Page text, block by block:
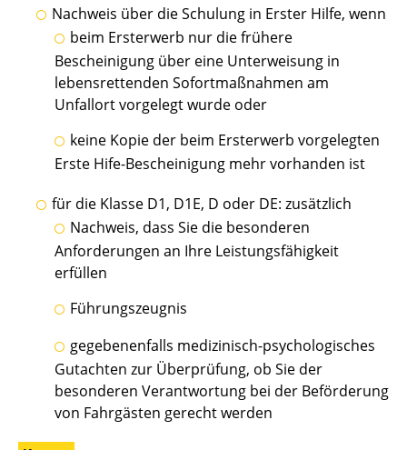
Nachweis über die Schulung in Erster Hilfe, wenn
beim Ersterwerb nur die frühere
Bescheinigung über eine Unterweisung in
lebensrettenden Sofortmaßnahmen am
Unfallort vorgelegt wurde oder
keine Kopie der beim Ersterwerb vorgelegten
Erste Hife-Bescheinigung mehr vorhanden ist
für die Klasse D1, D1E, D oder DE: zusätzlich
Nachweis, dass Sie die besonderen
Anforderungen an Ihre Leistungsfähigkeit
erfüllen
Führungszeugnis
gegebenenfalls medizinisch-psychologisches
Gutachten zur Überprüfung, ob Sie der
besonderen Verantwortung bei der Beförderung
von Fahrgästen gerecht werden